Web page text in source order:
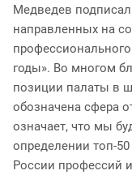
Медведев
направленных на
годы». Во многом
позиции палаты в
обозначена сфера
означает, что мы
определении топ-
России профессий